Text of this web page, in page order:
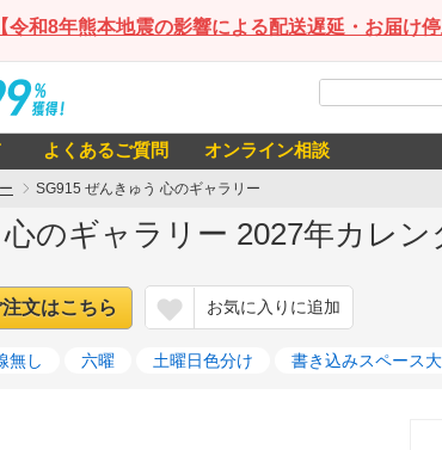
令和8年熊本地震の影響による配送遅延・お届け停
よくあるご質問 オンライン相談
SG915 ぜんきゅう 心のギャラリー
のギャラリー 2027年カレン
文はこちら お気に入りに追加
無し 六曜 土曜日色分け 書き込みスペース大